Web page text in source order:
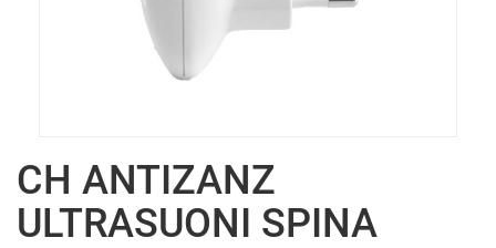
CH ANTIZANZ
ULTRASUONI SPINA